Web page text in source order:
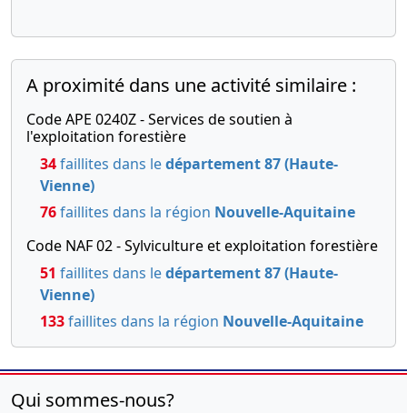
A proximité dans une activité similaire :
Code APE 0240Z - Services de soutien à
l'exploitation forestière
34faillites dans ledépartement 87 (Haute-
Vienne)
76faillites dans la région Nouvelle-Aquitaine
Code NAF 02 - Sylviculture et exploitation forestière
51 faillites dans ledépartement 87 (Haute-
Vienne)
133faillites dans la région Nouvelle-Aquitaine
Qui sommes-nous?